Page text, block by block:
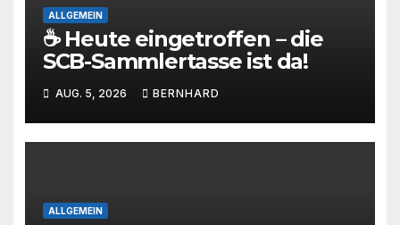
ALLGEMEIN
☕ Heute eingetroffen – die
SCB-Sammlertasse ist da!
AUG. 5, 2026 BERNHARD
ALLGEMEIN